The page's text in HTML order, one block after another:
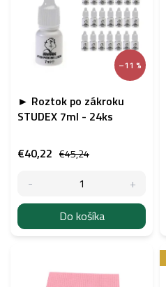
–11 %
► Roztok po zákroku
STUDEX 7ml - 24ks
€45,24
€40,22
Do košíka